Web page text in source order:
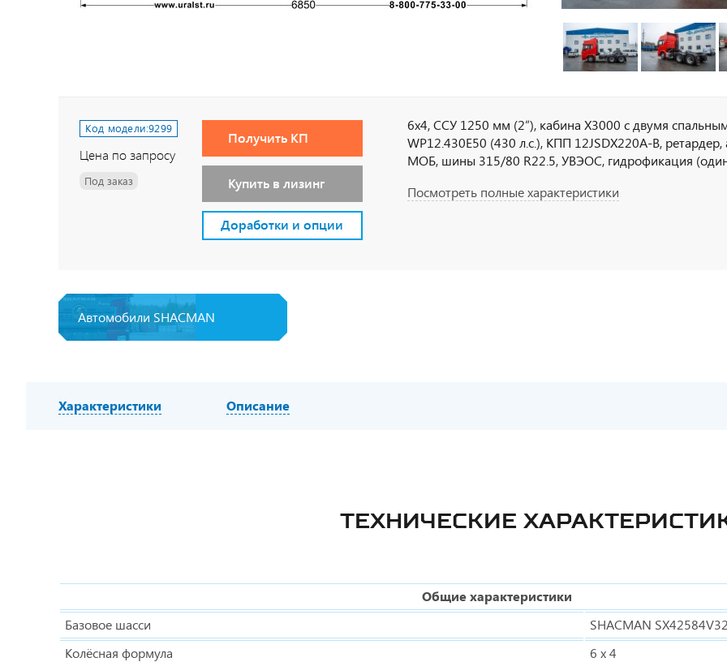
Код модели:9299
Цена по запросу
Под заказ
Получить КП
Купить в лизинг
Доработки и опции
6х4, ССУ 1250 мм (2”), кабина Х3000 с двумя
WP12.430E50 (430 л.с.), КПП 12JSDX220A-B,
МОБ, шины 315/80 R22.5, УВЭОС, гидрофикация
Посмотреть полные характеристики
Автомобили SHACMAN
Характеристики Описание
ТЕХНИЧЕСКИЕ
Общие характеристики
Базовое шасси
SHACMAN
Колёсная формула
6 х 4